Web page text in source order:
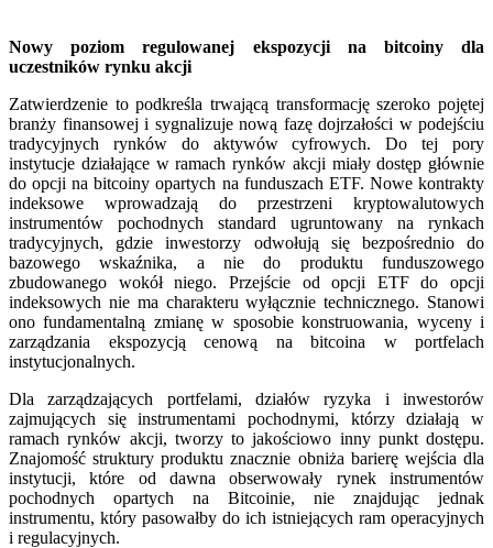
Nowy poziom regulowanej ekspozycji na bitcoiny dla
uczestników rynku akcji
Zatwierdzenie to podkreśla trwającą transformację szeroko pojętej
branży finansowej i sygnalizuje nową fazę dojrzałości w podejściu
tradycyjnych rynków do aktywów cyfrowych. Do tej pory
instytucje działające w ramach rynków akcji miały dostęp głównie
do opcji na bitcoiny opartych na funduszach ETF. Nowe kontrakty
indeksowe wprowadzają do przestrzeni kryptowalutowych
instrumentów pochodnych standard ugruntowany na rynkach
tradycyjnych, gdzie inwestorzy odwołują się bezpośrednio do
bazowego wskaźnika, a nie do produktu funduszowego
zbudowanego wokół niego. Przejście od opcji ETF do opcji
indeksowych nie ma charakteru wyłącznie technicznego. Stanowi
ono fundamentalną zmianę w sposobie konstruowania, wyceny i
zarządzania ekspozycją cenową na bitcoina w portfelach
instytucjonalnych.
Dla zarządzających portfelami, działów ryzyka i inwestorów
zajmujących się instrumentami pochodnymi, którzy działają w
ramach rynków akcji, tworzy to jakościowo inny punkt dostępu.
Znajomość struktury produktu znacznie obniża barierę wejścia dla
instytucji, które od dawna obserwowały rynek instrumentów
pochodnych opartych na Bitcoinie, nie znajdując jednak
instrumentu, który pasowałby do ich istniejących ram operacyjnych
i regulacyjnych.